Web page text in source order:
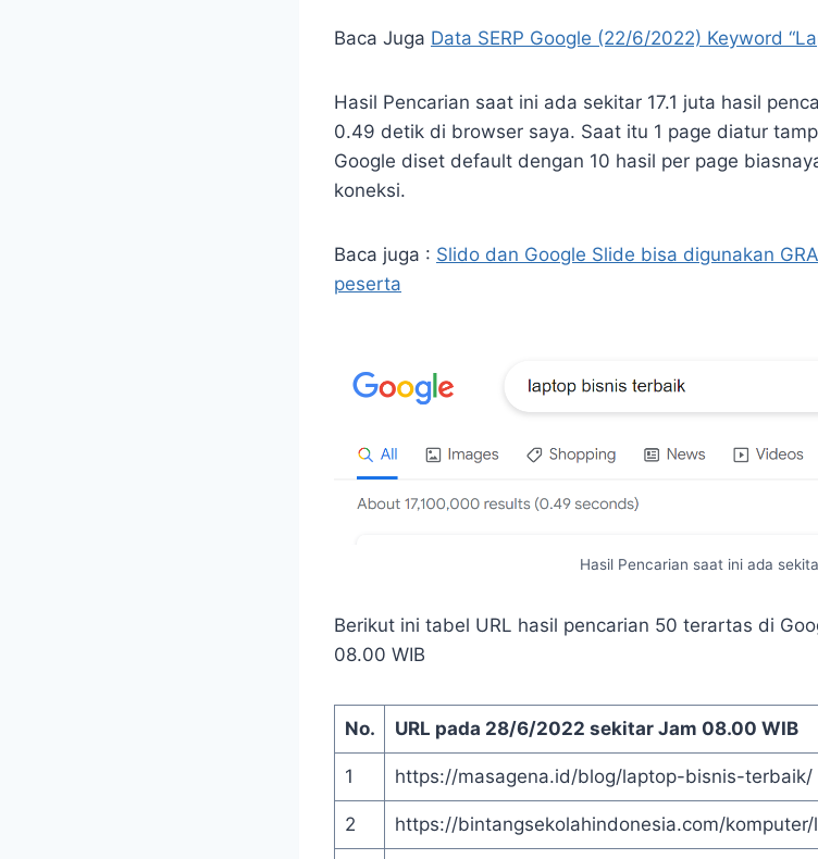
Baca Juga Data SERP Google (22/6/2022) Keyword
Hasil Pencarian saat ini ada sekitar 17.1 juta hasil
0.49 detik di browser saya. Saat itu 1 page diatur
Google diset default dengan 10 hasil per page
koneksi.
Baca juga : Slido dan Google Slide bisa digunakan
peserta
Hasil Pencarian saat ini ada
Berikut ini tabel URL hasil pencarian 50 terartas di
08.00 WIB
No. URL pada 28/6/2022 sekitar Jam 08.00 WIB
1 https://masagena.id/blog/laptop-bisnis-terbaik/
2 https://bintangsekolahindonesia.com/